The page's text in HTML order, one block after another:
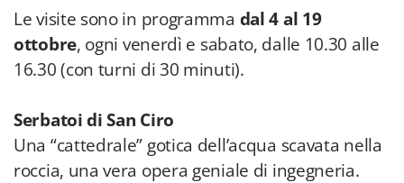
Le visite sono in programma dal 4 al 19
ottobre, ogni venerdì e sabato, dalle 10.30 alle
16.30 (con turni di 30 minuti).
Serbatoi di San Ciro
Una “cattedrale” gotica dell’acqua scavata nella
roccia, una vera opera geniale di ingegneria.